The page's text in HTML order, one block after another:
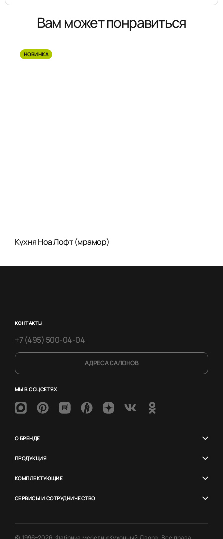
Вам может понравиться
НОВИНКА
Кухня Ноа Лофт (мрамор)
КОНТАКТЫ
+7 (495) 500-04-04
АДРЕСА САЛОНОВ
МЫ В СОЦСЕТЯХ
О БРЕНДЕ
ПРОДУКЦИЯ
КОМПЛЕКТУЮЩИЕ
СЕРВИСЫ И СОТРУДНИЧЕСТВО
© 1996–2026. Фабрика мебели «Кухонный Двор». Все права